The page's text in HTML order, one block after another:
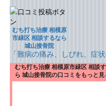
むち打ち治療 相模原
市緑区 相談するなら
城山接骨院
「難病の痛み、しびれ、
むち打ち治療 相模原市緑区 相談
ら 城山接骨院の口コミをもっと見